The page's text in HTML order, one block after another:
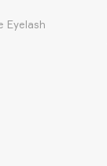
Eyelash